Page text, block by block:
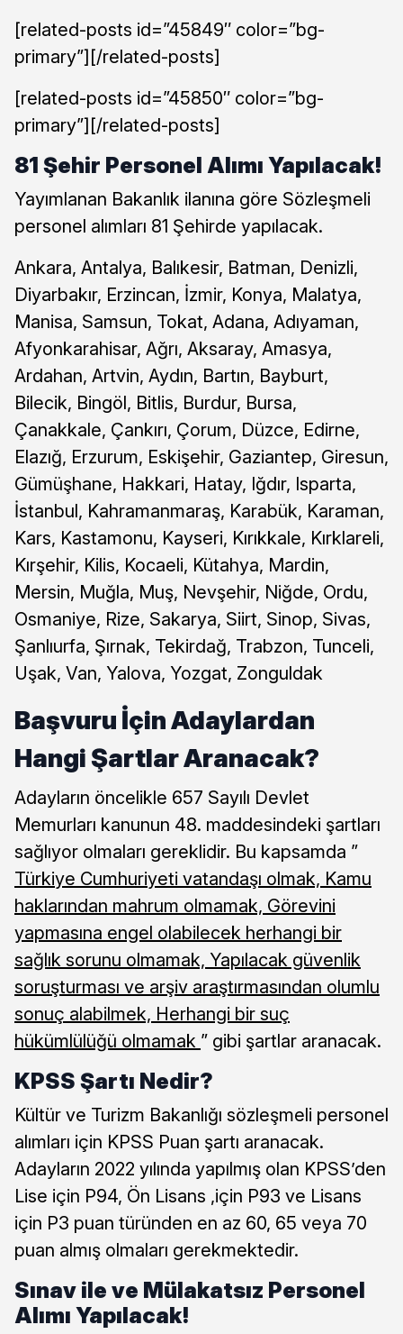
[related-posts id=”45849″ color=”bg-
primary”][/related-posts]
[related-posts id=”45850″ color=”bg-
primary”][/related-posts]
81 Şehir Personel Alımı Yapılacak!
Yayımlanan Bakanlık ilanına göre Sözleşmeli
personel alımları 81 Şehirde yapılacak.
Ankara, Antalya, Balıkesir, Batman, Denizli,
Diyarbakır, Erzincan, İzmir, Konya, Malatya,
Manisa, Samsun, Tokat, Adana, Adıyaman,
Afyonkarahisar, Ağrı, Aksaray, Amasya,
Ardahan, Artvin, Aydın, Bartın, Bayburt,
Bilecik, Bingöl, Bitlis, Burdur, Bursa,
Çanakkale, Çankırı, Çorum, Düzce, Edirne,
Elazığ, Erzurum, Eskişehir, Gaziantep, Giresun,
Gümüşhane, Hakkari, Hatay, Iğdır, Isparta,
İstanbul, Kahramanmaraş, Karabük, Karaman,
Kars, Kastamonu, Kayseri, Kırıkkale, Kırklareli,
Kırşehir, Kilis, Kocaeli, Kütahya, Mardin,
Mersin, Muğla, Muş, Nevşehir, Niğde, Ordu,
Osmaniye, Rize, Sakarya, Siirt, Sinop, Sivas,
Şanlıurfa, Şırnak, Tekirdağ, Trabzon, Tunceli,
Uşak, Van, Yalova, Yozgat, Zonguldak
Başvuru İçin Adaylardan
Hangi Şartlar Aranacak?
Adayların öncelikle 657 Sayılı Devlet
Memurları kanunun 48. maddesindeki şartları
sağlıyor olmaları gereklidir. Bu kapsamda ”
Türkiye Cumhuriyeti vatandaşı olmak, Kamu
haklarından mahrum olmamak, Görevini
yapmasına engel olabilecek herhangi bir
sağlık sorunu olmamak, Yapılacak güvenlik
soruşturması ve arşiv araştırmasından olumlu
sonuç alabilmek, Herhangi bir suç
hükümlülüğü olmamak ” gibi şartlar aranacak.
KPSS Şartı Nedir?
Kültür ve Turizm Bakanlığı sözleşmeli personel
alımları için KPSS Puan şartı aranacak.
Adayların 2022 yılında yapılmış olan KPSS’den
Lise için P94, Ön Lisans ,için P93 ve Lisans
için P3 puan türünden en az 60, 65 veya 70
puan almış olmaları gerekmektedir.
Sınav ile ve Mülakatsız Personel
Alımı Yapılacak!